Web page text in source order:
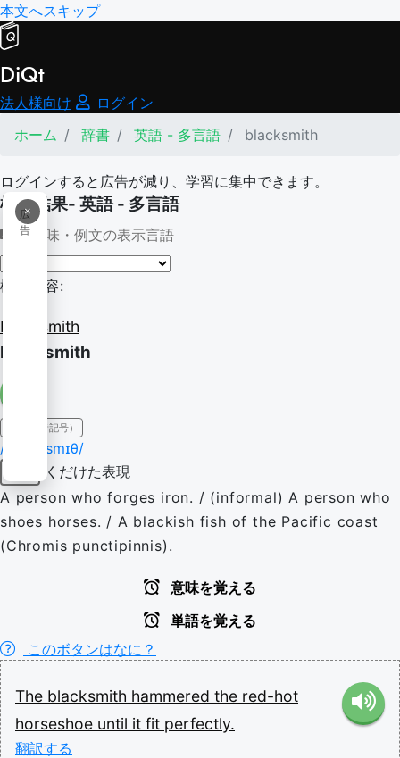
本文へスキップ
DiQt
法人様向け
ログイン
ホーム
辞書 英語 - 多言語 blacksmith
ログインすると広告が減り、学習に集中できます。
×
広
告
検索結果- 英語 - 多言語
意味・例文の表示言語
検索内容:
blacksmith
blacksmith
IPA（発音記号）
/ˈblæk.smɪθ/
くだけた表現
A person who forges iron. / (informal) A person who
shoes horses. / A blackish fish of the Pacific coast
(Chromis punctipinnis).
意味を覚える
単語を覚える
このボタンはなに？
The blacksmith hammered the red-hot
horseshoe until it fit perfectly.
翻訳する